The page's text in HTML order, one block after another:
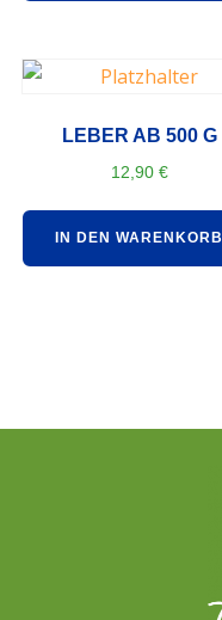
LEBER AB 500 G
12,90 €
IN DEN WARENKORB